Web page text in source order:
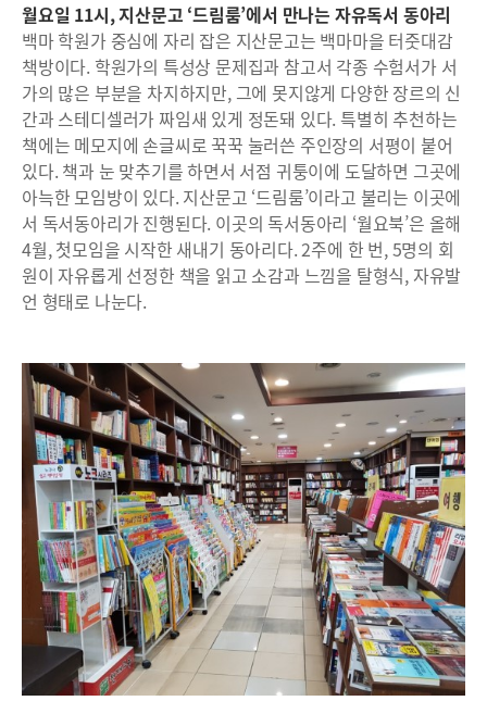
월요일 11시, 지산문고 ‘드림룸’에서 만나는 자유독서 동아리
백마 학원가 중심에 자리 잡은 지산문고는 백마마을 터줏대감
책방이다. 학원가의 특성상 문제집과 참고서 각종 수험서가 서
가의 많은 부분을 차지하지만, 그에 못지않게 다양한 장르의 신
간과 스테디셀러가 짜임새 있게 정돈돼 있다. 특별히 추천하는
책에는 메모지에 손글씨로 꾹꾹 눌러쓴 주인장의 서평이 붙어
있다. 책과 눈 맞추기를 하면서 서점 귀퉁이에 도달하면 그곳에
아늑한 모임방이 있다. 지산문고 ‘드림룸’이라고 불리는 이곳에
서 독서동아리가 진행된다. 이곳의 독서동아리 ‘월요북’은 올해
4월, 첫모임을 시작한 새내기 동아리다. 2주에 한 번, 5명의 회
원이 자유롭게 선정한 책을 읽고 소감과 느낌을 탈형식, 자유발
언 형태로 나눈다.